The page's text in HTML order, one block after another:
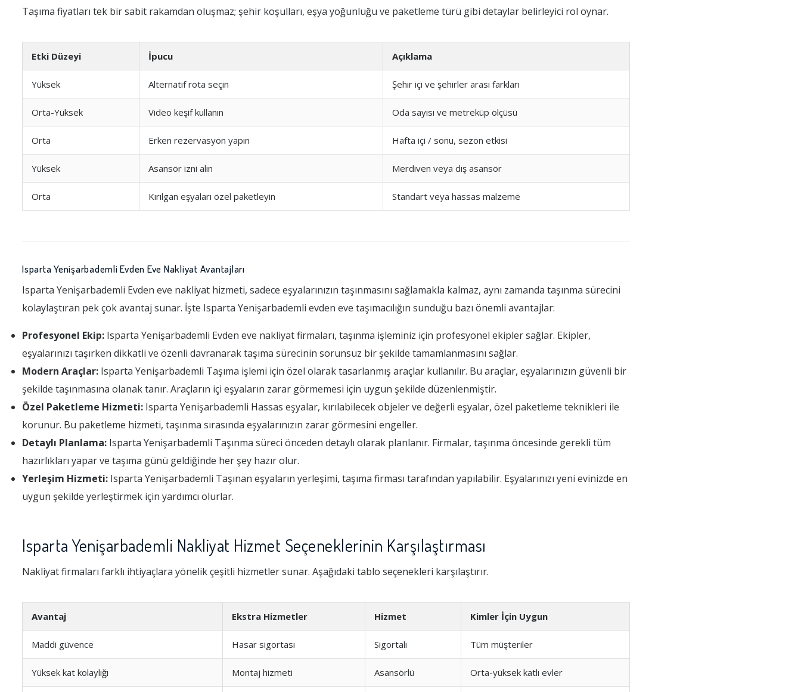
Taşıma fiyatları tek bir sabit rakamdan oluşmaz; şehir koşulları, eşya yoğunluğu ve paketleme türü gibi detaylar belirleyici rol oynar.
Etki Düzeyi İpucu Açıklama
Yüksek Alternatif rota seçin Şehir içi ve şehirler arası farkları
Orta-Yüksek Video keşif kullanın Oda sayısı ve metreküp ölçüsü
Orta Erken rezervasyon yapın Hafta içi / sonu, sezon etkisi
Yüksek Asansör izni alın Merdiven veya dış asansör
Orta Kırılgan eşyaları özel paketleyin Standart veya hassas malzeme
Isparta Yenişarbademli Evden Eve Nakliyat Avantajları
Isparta Yenişarbademli Evden eve nakliyat hizmeti, sadece eşyalarınızın taşınmasını sağlamakla kalmaz, aynı zamanda taşınma sürecini
kolaylaştıran pek çok avantaj sunar. İşte Isparta Yenişarbademli evden eve taşımacılığın sunduğu bazı önemli avantajlar:
Profesyonel Ekip: Isparta Yenişarbademli Evden eve nakliyat firmaları, taşınma işleminiz için profesyonel ekipler sağlar. Ekipler,
eşyalarınızı taşırken dikkatli ve özenli davranarak taşıma sürecinin sorunsuz bir şekilde tamamlanmasını sağlar.
Modern Araçlar: Isparta Yenişarbademli Taşıma işlemi için özel olarak tasarlanmış araçlar kullanılır. Bu araçlar, eşyalarınızın güvenli bir
şekilde taşınmasına olanak tanır. Araçların içi eşyaların zarar görmemesi için uygun şekilde düzenlenmiştir.
Özel Paketleme Hizmeti: Isparta Yenişarbademli Hassas eşyalar, kırılabilecek objeler ve değerli eşyalar, özel paketleme teknikleri ile
korunur. Bu paketleme hizmeti, taşınma sırasında eşyalarınızın zarar görmesini engeller.
Detaylı Planlama: Isparta Yenişarbademli Taşınma süreci önceden detaylı olarak planlanır. Firmalar, taşınma öncesinde gerekli tüm
hazırlıkları yapar ve taşıma günü geldiğinde her şey hazır olur.
Yerleşim Hizmeti: Isparta Yenişarbademli Taşınan eşyaların yerleşimi, taşıma firması tarafından yapılabilir. Eşyalarınızı yeni evinizde en
uygun şekilde yerleştirmek için yardımcı olurlar.
Isparta Yenişarbademli Nakliyat Hizmet Seçeneklerinin Karşılaştırması
Nakliyat firmaları farklı ihtiyaçlara yönelik çeşitli hizmetler sunar. Aşağıdaki tablo seçenekleri karşılaştırır.
Avantaj Ekstra Hizmetler Hizmet Kimler İçin Uygun
Maddi güvence Hasar sigortası Sigortalı Tüm müşteriler
Yüksek kat kolaylığı Montaj hizmeti Asansörlü Orta-yüksek katlı evler